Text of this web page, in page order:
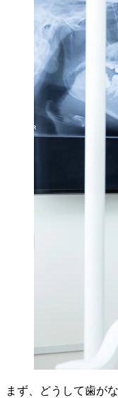
まず、どうして歯が